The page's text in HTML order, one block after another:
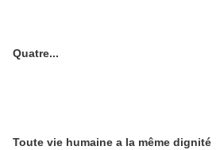
Quatre...
Toute vie humaine a la même dignité